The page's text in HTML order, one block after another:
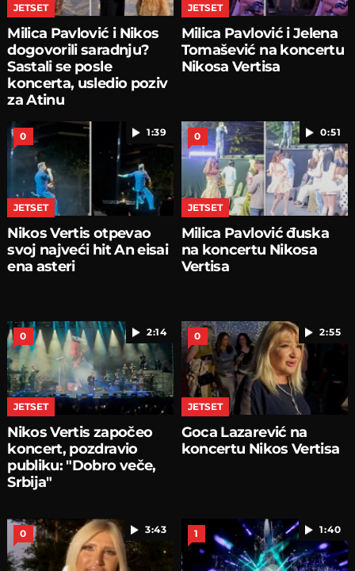
JETSET
Milica Pavlović i Nikos
dogovorili saradnju?
Sastali se posle
koncerta, usledio poziv
za Atinu
JETSET
Milica Pavlović i Jelena
Tomašević na koncertu
Nikosa Vertisa
1:39
0
JETSET
Nikos Vertis otpevao
svoj najveći hit An eisai
ena asteri
0:51
0
JETSET
Milica Pavlović đuska
na koncertu Nikosa
Vertisa
2:14
0
JETSET
Nikos Vertis započeo
koncert, pozdravio
publiku: "Dobro veče,
Srbija"
2:55
0
JETSET
Goca Lazarević na
koncertu Nikos Vertisa
3:43
0 1:40
1